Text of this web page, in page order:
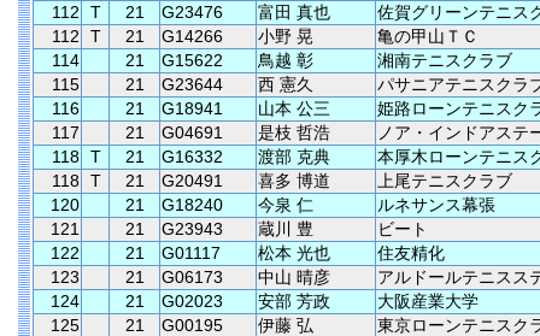
112
T 21 G23476 富田 真也
佐賀グリーンテニス
112
T 21 G14266 小野 晃
亀の甲山ＴＣ
114
21 G15622 鳥越 彰
湘南テニスクラブ
115
21 G23644 西 憲久
パサニアテニスクラ
116
21 G18941 山本 公三
姫路ローンテニスク
117
21 G04691 是枝 哲浩
ノア・インドアステ
118 T 21 G16332 渡部 克典
本厚木ローンテニス
118 T 21 G20491 喜多 博道
上尾テニスクラブ
120
21 G18240 今泉 仁
ルネサンス幕張
121
21 G23943 蔵川 豊
ビート
122
21 G01117 松本 光也
住友精化
123
21 G06173 中山 晴彦
アルドールテニスス
124
21 G02023 安部 芳政
大阪産業大学
125
21 G00195 伊藤 弘
東京ローンテニスク